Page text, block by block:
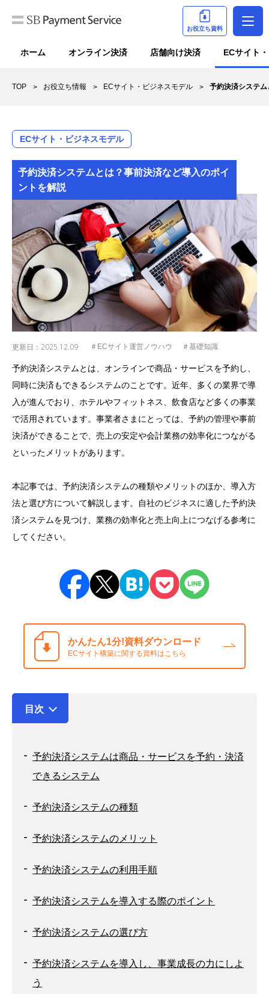
お役立ち資料
ホーム オンライン決済 店舗向け決済 ECサイト
TOP お役立ち情報 ECサイト・ビジネスモデル 予約決済システ
ECサイト・ビジネスモデル
予約決済システムとは？事前決済など導入のポイ
ントを解説
更新日： 2025.12.09 ＃ECサイト運営ノウハウ ＃基礎知識
予約決済システムとは、オンラインで商品・サービスを予約し、
同時に決済もできるシステムのことです。近年、多くの業界で導
入が進んでおり、ホテルやフィットネス、飲食店など多くの事業
で活用されています。事業者さまにとっては、予約の管理や事前
決済ができることで、売上の安定や会計業務の効率化につながる
といったメリットがあります。
本記事では、予約決済システムの種類やメリットのほか、導入方
法と選び方について解説します。自社のビジネスに適した予約決
済システムを見つけ、業務の効率化と売上向上につなげる参考に
してください。
かんたん1分!資料ダウンロード
ECサイト構築に関する資料はこちら
目次
予約決済システムは商品・サービスを予約・決済
できるシステム
予約決済システムの種類
予約決済システムのメリット
予約決済システムの利用手順
予約決済システムを導入する際のポイント
予約決済システムの選び方
予約決済システムを導入し、事業成長の力にしよ
う